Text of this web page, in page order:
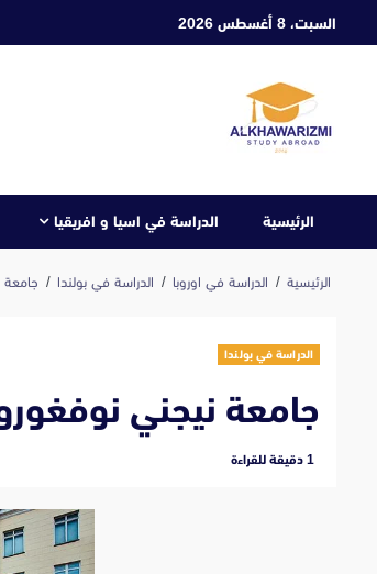
السبت، 8 أغسطس 2026
الرئيسية الدراسة في اسيا و افريقيا
الرئيسية الدراسة في اوروبا الدراسة في بولندا جامعة
الدراسة في بولندا
جامعة نيجني
‫1 دقيقة للقراءة